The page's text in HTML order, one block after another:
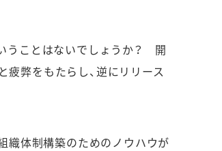
うことはないでしょうか？ 開
弊をもたらし、逆にリリース
織体制構築のためのノウハウが